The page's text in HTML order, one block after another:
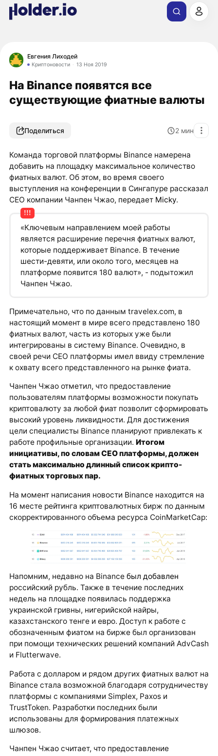
Евгения Лиходей
Криптоновости 13 Ноя 2019
На Binance появятся все
существующие фиатные валюты
Поделиться 2 мин
Команда торговой платформы Binance намерена
добавить на площадку максимальное количество
фиатных валют. Об этом, во время своего
выступления на конференции в Сингапуре рассказал
CEO компании Чанпен Чжао, передает Micky.
«Ключевым направлением моей работы
является расширение перечня фиатных валют,
которые поддерживает Binance. В течение
шести-девяти, или около того, месяцев на
платформе появится 180 валют», - подытожил
Чанпен Чжао.
Примечательно, что по данным travelex.com, в
настоящий момент в мире всего представлено 180
фиатных валют, часть из которых уже были
интегрированы в систему Binance. Очевидно, в
своей речи CEO платформы имел ввиду стремление
к охвату всего представленного на рынке фиата.
Чанпен Чжао отметил, что предоставление
пользователям платформы возможности покупать
криптовалюту за любой фиат позволит сформировать
высокий уровень ликвидности. Для достижения
цели специалисты Binance планируют привлекать к
работе профильные организации. Итогом
инициативы, по словам CEO платформы, должен
стать максимально длинный список крипто-
фиатных торговых пар.
На момент написания новости Binance находится на
16 месте рейтинга криптовалютных бирж по данным
скорректированного объема ресурса CoinMarketCap:
Напомним, недавно на Binance был добавлен
российский рубль. Также в течение последних
недель на площадке появилась поддержка
украинской гривны, нигерийской найры,
казахстанского тенге и евро. Доступ к работе с
обозначенным фиатом на бирже был организован
при помощи технических решений компаний AdvCash
и Flutterwave.
Работа с долларом и рядом других фиатных валют на
Binance стала возможной благодаря сотрудничеству
платформы с компаниями Simplex, Paxos и
TrustToken. Разработки последних были
использованы для формирования платежных
шлюзов.
Чанпен Чжао считает, что предоставление